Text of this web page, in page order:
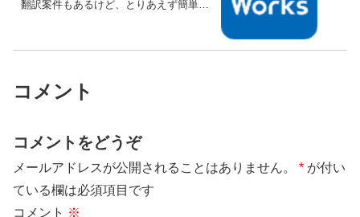
翻訳案件もあるけど、とりあえず簡単な
コメント
コメントをどうぞ
メールアドレスが公開されることはありません。 * が付い
ている欄は必須項目です
コメント ※